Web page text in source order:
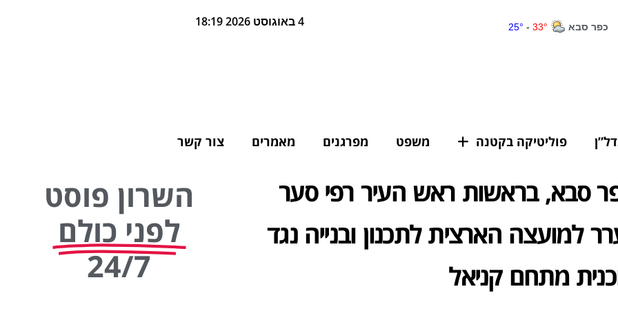
4 באוגוסט 2026 18:19
פוליטיקה בקטנה משפט מפרגנים מאמרים צור קשר
סבא, בראשות ראש העיר רפי סער
למועצה הארצית לתכנון ובנייה נגד
מתחם קניאל
השרון פוסט
לפני כולם
24/7